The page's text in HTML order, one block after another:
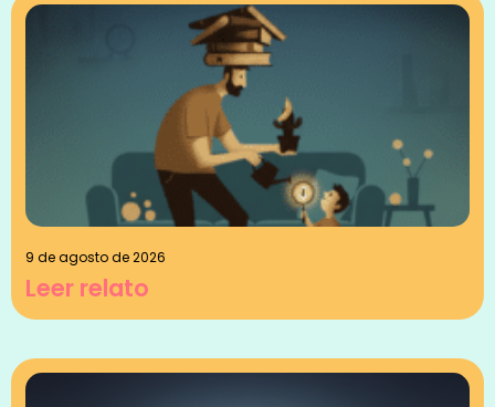
9 de agosto de 2026
Leer relato